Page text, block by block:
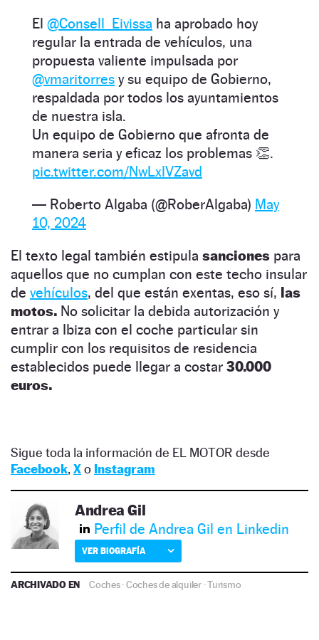
El @Consell_Eivissa ha aprobado hoy
regular la entrada de vehículos, una
propuesta valiente impulsada por
@vmaritorres y su equipo de Gobierno,
respaldada por todos los ayuntamientos
de nuestra isla.
Un equipo de Gobierno que afronta de
manera seria y eficaz los problemas 👏.
pic.twitter.com/NwLxlVZavd
— Roberto Algaba (@RoberAlgaba) May
10, 2024
El texto legal también estipula sanciones para
aquellos que no cumplan con este techo insular
de vehículos, del que están exentas, eso sí, las
motos. No solicitar la debida autorización y
entrar a Ibiza con el coche particular sin
cumplir con los requisitos de residencia
establecidos puede llegar a costar 30.000
euros.
Sigue toda la información de EL MOTOR desde
Facebook, Xo Instagram
Andrea Gil
Perfil de Andrea Gil en Linkedin
VER BIOGRAFÍA
ARCHIVADO EN Coches·Coches de alquiler·Turismo